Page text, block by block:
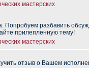
мастерских
Попробуем разбавить
прилепленную тему!
мастерских
отзыв о Вашем